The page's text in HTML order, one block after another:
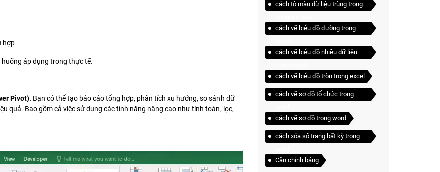
hợp
áp dụng trong thực tế.
Pivot). Bạn có thể tạo báo cáo tổng hợp, phân tích xu hướng, so sánh dữ
quả. Bao gồm cả việc sử dụng các tính năng nâng cao như tính toán, lọc,
cách tô màu dữ liệu trùng trong
cách vẽ biểu đồ đường trong
cách vẽ biểu đồ nhiều dữ liệu
cách vẽ biểu đồ tròn trong excel
cách vẽ sơ đồ tổ chức trong
cách vẽ sơ đồ trong word
cách xóa số trang bất kỳ trong
Căn chỉnh bảng